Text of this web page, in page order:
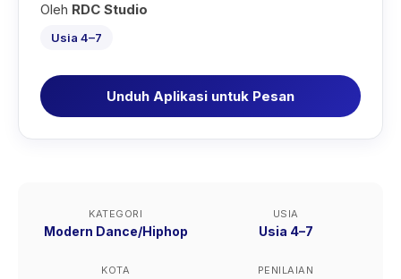
Oleh RDC Studio
Usia 4–7
Unduh Aplikasi untuk Pesan
KATEGORI
Modern Dance/Hiphop
USIA
Usia 4–7
KOTA PENILAIAN